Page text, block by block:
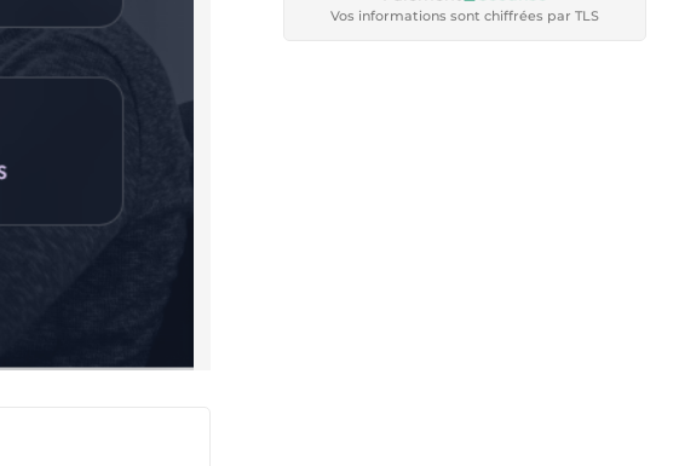
Vos informations sont chiffrées par TLS